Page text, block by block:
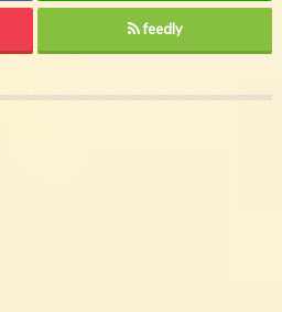
feedly